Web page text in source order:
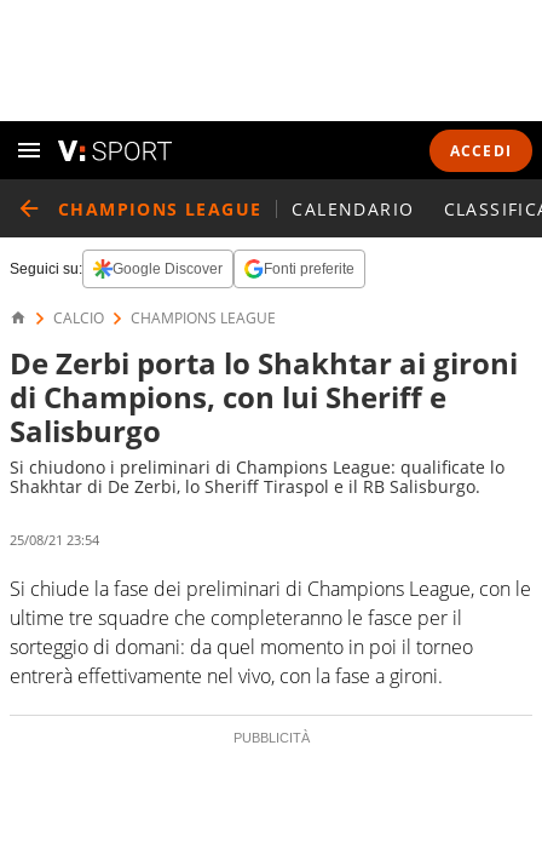
ACCEDI
CHAMPIONS LEAGUE CALENDARIO
Seguici su: Google Discover Fonti preferite
CALCIO CHAMPIONS LEAGUE
De Zerbi porta lo Shakhtar ai gironi
di Champions, con lui Sheriff e
Salisburgo
Si chiudono i preliminari di Champions League: qualificate lo
Shakhtar di De Zerbi, lo Sheriff Tiraspol e il RB Salisburgo.
25/08/21 23:54
Si chiude la fase dei preliminari di Champions League, con le
ultime tre squadre che completeranno le fasce per il
sorteggio di domani: da quel momento in poi il torneo
entrerà effettivamente nel vivo, con la fase a gironi.